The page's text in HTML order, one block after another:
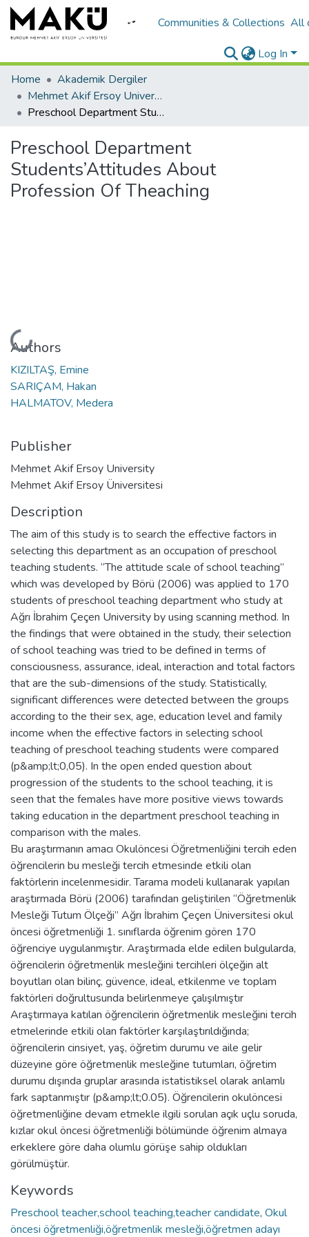
Communities & Collections All
Log In
Home
Akademik Dergiler
Mehmet Akif Ersoy University Journal of Education Faculty
Preschool Department Students’Attitudes About Profession Of Theaching
Preschool Department
Students’Attitudes About
Profession Of Theaching
Loading...
Authors
KIZILTAŞ, Emine
SARIÇAM, Hakan
HALMATOV, Medera
Publisher
Mehmet Akif Ersoy University
Mehmet Akif Ersoy Üniversitesi
Description
The aim of this study is to search the effective factors in
selecting this department as an occupation of preschool
teaching students. “The attitude scale of school teaching”
which was developed by Börü (2006) was applied to 170
students of preschool teaching department who study at
Ağrı İbrahim Çeçen University by using scanning method. In
the findings that were obtained in the study, their selection
of school teaching was tried to be defined in terms of
consciousness, assurance, ideal, interaction and total factors
that are the sub-dimensions of the study. Statistically,
significant differences were detected between the groups
according to the their sex, age, education level and family
income when the effective factors in selecting school
teaching of preschool teaching students were compared
(p&amp;lt;0,05). In the open ended question about
progression of the students to the school teaching, it is
seen that the females have more positive views towards
taking education in the department preschool teaching in
comparison with the males.
Bu araştırmanın amacı Okulöncesi Öğretmenliğini tercih eden
öğrencilerin bu mesleği tercih etmesinde etkili olan
faktörlerin incelenmesidir. Tarama modeli kullanarak yapılan
araştırmada Börü (2006) tarafından geliştirilen “Öğretmenlik
Mesleği Tutum Ölçeği” Ağrı İbrahim Çeçen Üniversitesi okul
öncesi öğretmenliği 1. sınıflarda öğrenim gören 170
öğrenciye uygulanmıştır. Araştırmada elde edilen bulgularda,
öğrencilerin öğretmenlik mesleğini tercihleri ölçeğin alt
boyutları olan bilinç, güvence, ideal, etkilenme ve toplam
faktörleri doğrultusunda belirlenmeye çalışılmıştır
Araştırmaya katılan öğrencilerin öğretmenlik mesleğini tercih
etmelerinde etkili olan faktörler karşılaştırıldığında;
öğrencilerin cinsiyet, yaş, öğretim durumu ve aile gelir
düzeyine göre öğretmenlik mesleğine tutumları, öğretim
durumu dışında gruplar arasında istatistiksel olarak anlamlı
fark saptanmıştır (p&amp;lt;0.05). Öğrencilerin okulöncesi
öğretmenliğine devam etmekle ilgili sorulan açık uçlu soruda,
kızlar okul öncesi öğretmenliği bölümünde öğrenim almaya
erkeklere göre daha olumlu görüşe sahip oldukları
görülmüştür.
Keywords
Preschool teacher,school teaching,teacher candidate, Okul
öncesi öğretmenliği,öğretmenlik mesleği,öğretmen adayı